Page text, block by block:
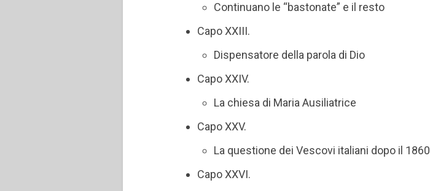
Continuano le “bastonate” e il resto
Capo XXIII.
Dispensatore della parola di Dio
Capo XXIV.
La chiesa di Maria Ausiliatrice
Capo XXV.
La questione dei Vescovi italiani dopo il 1860
Capo XXVI.